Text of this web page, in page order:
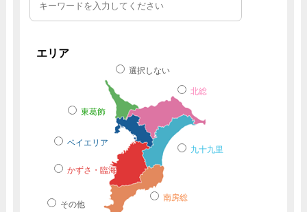
エリア
選択しない
ベイエリア
東葛飾
北総
九十九里
南房総
かずさ・臨海
その他